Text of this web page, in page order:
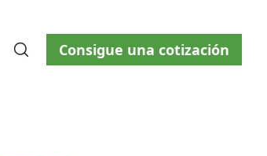
Contáctenos
Consigue una cotización